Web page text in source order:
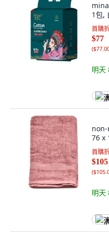
1包,
首購
$77
(
明天
non-
76 x
首購
$105
(
明天